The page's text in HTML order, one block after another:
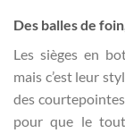
Des balles de
Les sièges en
mais c’est leur
des
pour que le